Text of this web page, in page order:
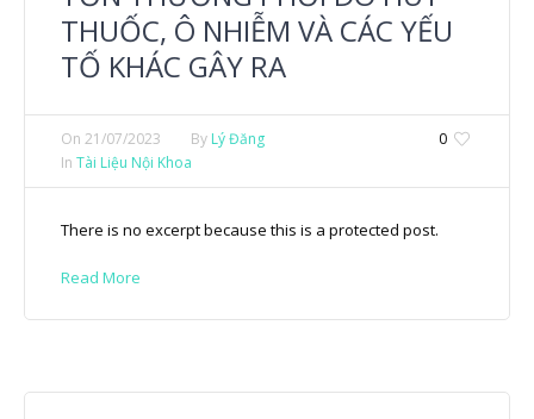
THUỐC, Ô NHIỄM VÀ CÁC YẾU
TỐ KHÁC GÂY RA
0
On 21/07/2023 By Lý Đăng
In Tài Liệu Nội Khoa
There is no excerpt because this is a protected post.
Read More